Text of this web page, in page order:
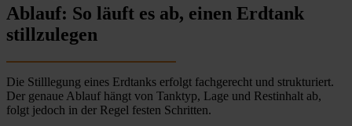
Ablauf: So läuft es ab, einen Erdtank
stillzulegen
Die Stilllegung eines Erdtanks erfolgt fachgerecht und strukturiert.
Der genaue Ablauf hängt von Tanktyp, Lage und Restinhalt ab,
folgt jedoch in der Regel festen Schritten.